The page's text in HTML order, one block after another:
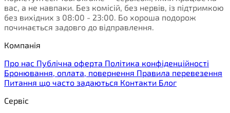
вас, а не навпаки. Без комісій, без нервів, із підтримкою
без вихідних з 08:00 - 23:00. Бо хороша подорож
починається задовго до відправлення.
Компанія
Про нас Публічна оферта Політика конфіденційності
Бронювання, оплата, повернення Правила перевезення
Питання що часто задаються Контакти Блог
Сервіс